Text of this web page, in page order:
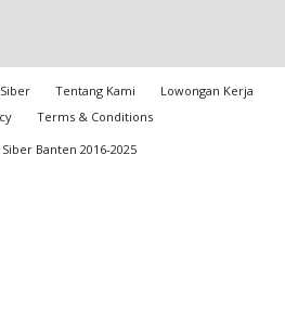
Tentang Kami
Lowongan Kerja
Terms & Conditions
Banten 2016-2025